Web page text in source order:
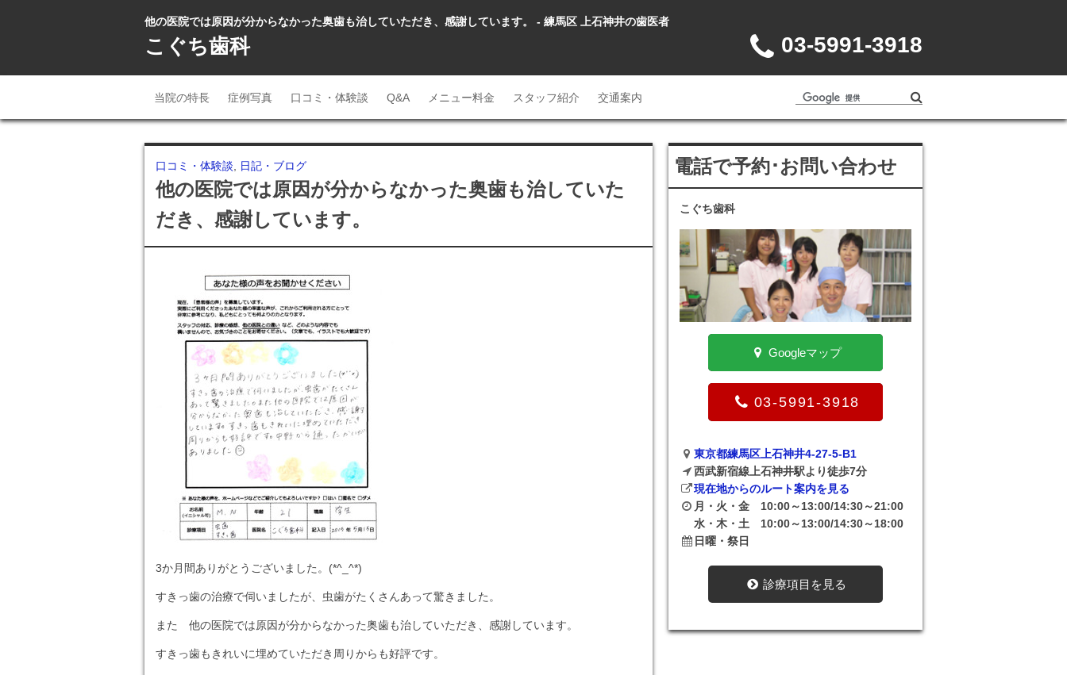
他の医院では原因が分からなかった奥歯も治していただき、感謝しています。 - 練馬区 上石神井の歯医者
こぐち歯科 03-5991-3918
当院の特長 症例写真 口コミ・体験談 Q&A メニュー料金 スタッフ紹介 交通案内
口コミ・体験談 日記・ブログ
他の医院では原因が分からなかった奥歯も治していた
だき、感謝しています。
3か月間ありがとうございました。(*^_^*)
すきっ歯の治療で伺いましたが、虫歯がたくさんあって驚きました。
また 他の医院では原因が分からなかった奥歯も治していただき、感謝しています。
すきっ歯もきれいに埋めていただき周りからも好評です。
電話で予約･お問い合わせ
こぐち歯科
Googleマップ
03-5991-3918
東京都練馬区上石神井4-27-5-B1
西武新宿線上石神井駅より徒歩7分
現在地からのルート案内を見る
月・火・金 10:00～13:00/14:30～21:00
水・木・土 10:00～13:00/14:30～18:00
日曜・祭日
診療項目を見る